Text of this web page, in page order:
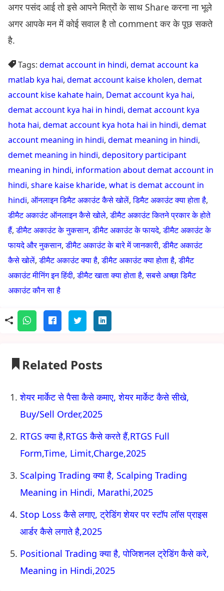
अगर पसंद आई तो इसे आपने मित्रों के साथ Share करना ना भूले
अगर आपके मन में कोई सवाल है तो comment कर के पूछ सकते
है.
Tags: demat account in hindi, demat account ka
matlab kya hai, demat account kaise kholen, demat
account kise kahate hain, Demat account kya hai,
demat account kya hai in hindi, demat account kya
hota hai, demat account kya hota hai in hindi, demat
account meaning in hindi, demat meaning in hindi,
demet meaning in hindi, depository participant
meaning in hindi, information about demat account in
hindi, share kaise kharide, what is demat account in
hindi, ऑनलाइन डिमैट अकाउंट कैसे खोलें,डिमैट अकाउंट क्या होता है,
डीमैट अकाउंट ऑनलाइन कैसे खोले,डीमैट अकाउंट कितने प्रकार के होते
हैं,डीमैट अकाउंट के नुकसान,डीमैट अकाउंट के फायदे,डीमैट अकाउंट के
फायदे और नुकसान,डीमैट अकाउंट के बारे में जानकारी,डीमैट अकाउंट
कैसे खोलें,डीमैट अकाउंट क्या है,डीमैट अकाउंट क्या होता है,डीमैट
अकाउंट मीनिंग इन हिंदी,डीमैट खाता क्या होता है,सबसे अच्छा डिमैट
अकाउंट कौन सा है
Related Posts
शेयर मार्केट से पैसा कैसे कमाए, शेयर मार्केट कैसे सीखे,
Buy/Sell Order,2025
RTGS क्या है,RTGS कैसे करते हैं,RTGS Full
Form,Time, Limit,Charge,2025
Scalping Trading क्या है, Scalping Trading
Meaning in Hindi, Marathi,2025
Stop Loss कैसे लगाए, ट्रेडिंग शेयर पर स्टॉप लॉस प्राइस
आर्डर कैसे लगाते है,2025
Positional Trading क्या है, पोजिशनल ट्रेडिंग कैसे करे,
Meaning in Hindi,2025